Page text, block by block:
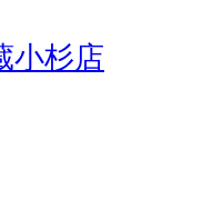
小杉店